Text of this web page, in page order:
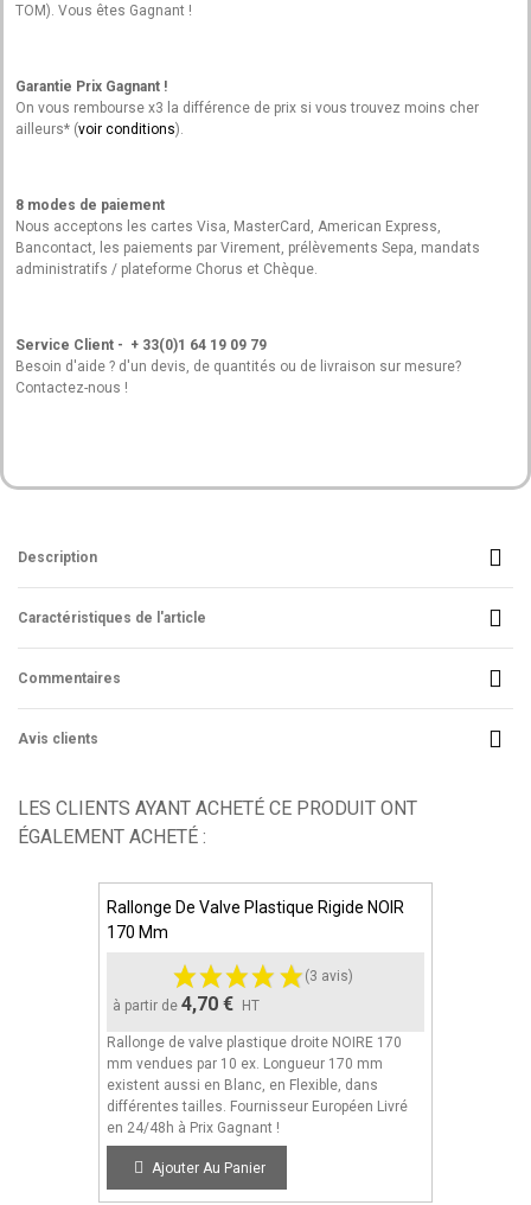
TOM). Vous êtes Gagnant !
Garantie Prix Gagnant !
On vous rembourse x3 la différence de prix si vous trouvez moins cher
ailleurs* (voir conditions).
8 modes de paiement
Nous acceptons les cartes Visa, MasterCard, American Express,
Bancontact, les paiements par Virement, prélèvements Sepa, mandats
administratifs / plateforme Chorus et Chèque.
Service Client - + 33(0)1 64 19 09 79
Besoin d'aide ? d'un devis, de quantités ou de livraison sur mesure?
Contactez-nous !
Description
Caractéristiques de l'article
Commentaires
Avis clients
LES CLIENTS AYANT ACHETÉ CE PRODUIT ONT
ÉGALEMENT ACHETÉ :
Rallonge De Valve Plastique Rigide NOIR
170 Mm
(3 avis)
à partir de 4,70 € HT
Rallonge de valve plastique droite NOIRE 170
mm vendues par 10 ex. Longueur 170 mm
existent aussi en Blanc, en Flexible, dans
différentes tailles. Fournisseur Européen Livré
en 24/48h à Prix Gagnant !
Ajouter Au Panier